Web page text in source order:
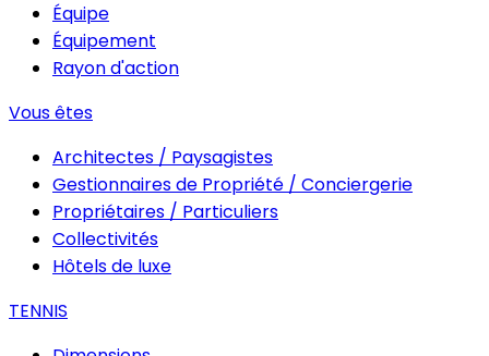
Équipe
Équipement
Rayon d'action
Vous êtes
Architectes / Paysagistes
Gestionnaires de Propriété / Conciergerie
Propriétaires / Particuliers
Collectivités
Hôtels de luxe
TENNIS